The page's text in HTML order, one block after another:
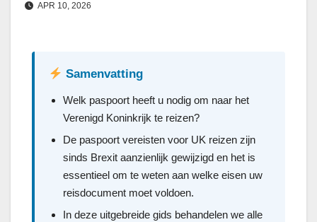
APR 10, 2026
Samenvatting
Welk paspoort heeft u nodig om naar het
Verenigd Koninkrijk te reizen?
De paspoort vereisten voor UK reizen zijn
sinds Brexit aanzienlijk gewijzigd en het is
essentieel om te weten aan welke eisen uw
reisdocument moet voldoen.
In deze uitgebreide gids behandelen we alle